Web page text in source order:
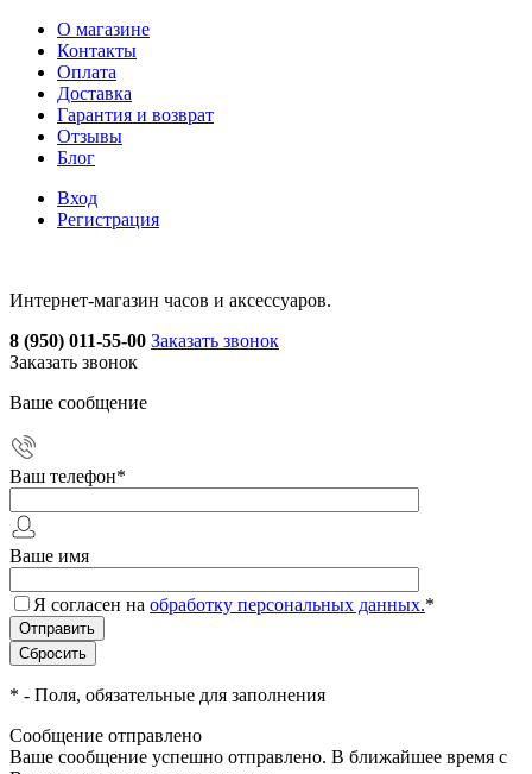
О магазине
Контакты
Оплата
Доставка
Гарантия и возврат
Отзывы
Блог
Вход
Регистрация
Интернет-магазин часов и аксессуаров.
8 (950) 011-55-00 Заказать звонок
Заказать звонок
Ваше сообщение
Ваш телефон*
Ваше имя
Я согласен на обработку персональных данных.*
* - Поля, обязательные для заполнения
Сообщение отправлено
Ваше сообщение успешно отправлено. В ближайшее время с